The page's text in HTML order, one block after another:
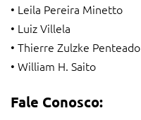
• Leila Pereira Minetto
• Luiz Villela
• Thierre Zulzke Penteado
• William H. Saito
Fale Conosco: